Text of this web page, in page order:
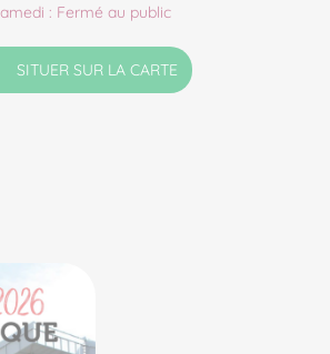
: Fermé au public
SITUER SUR LA CARTE